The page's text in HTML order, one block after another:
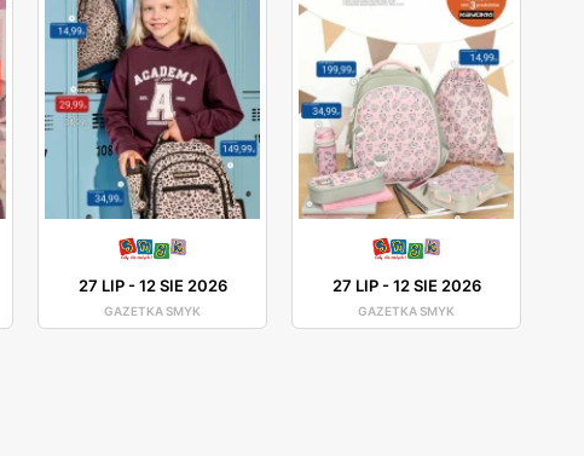
27 LIP-12 SIE 2026
GAZETKA SMYK
27 LIP-12 SIE 2026
GAZETKA SMYK